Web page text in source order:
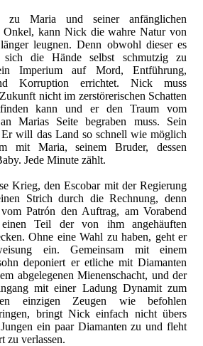
zu Maria und seiner anfänglichen
Onkel, kann Nick die wahre Natur von
leugnen. Denn obwohl dieser es
sich die Hände selbst schmutzig zu
Imperium auf Mord, Entführung,
Korruption errichtet. Nick muss
nicht im zerstörerischen Schatten
kann und er den Traum vom
Marias Seite begraben muss. Sein
Er will das Land so schnell wie möglich
mit Maria, seinem Bruder, dessen
Jede Minute zählt.
Krieg, den Escobar mit der Regierung
Strich durch die Rechnung, denn
Patrón den Auftrag, am Vorabend
Teil der von ihm angehäuften
Ohne eine Wahl zu haben, geht er
ein. Gemeinsam mit einem
deponiert er etliche mit Diamanten
abgelegenen Mienenschacht, und der
mit einer Ladung Dynamit zum
einzigen Zeugen wie befohlen
bringt Nick einfach nicht übers
ein paar Diamanten zu und fleht
zu verlassen.